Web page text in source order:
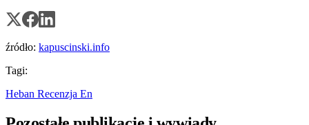
źródło: kapuscinski.info
Tagi:
Heban Recenzja En